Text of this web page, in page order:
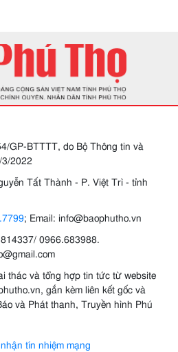
GP-BTTTT, do Bộ Thông tin và
2022
Tất Thành - P. Việt Trì - tỉnh
; Email: info@baophutho.vn
0966.683988.
thác và tổng hợp tin tức từ website
gắn kèm liên kết gốc và
và Phát thanh, Truyền hình Phú